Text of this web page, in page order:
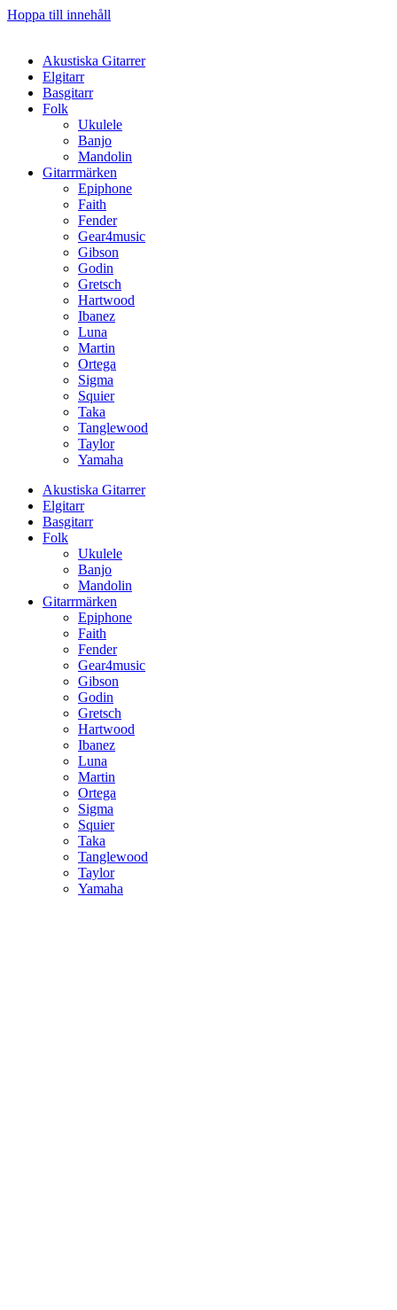
Hoppa till innehåll
Akustiska Gitarrer
Elgitarr
Basgitarr
Folk
Ukulele
Banjo
Mandolin
Gitarrmärken
Epiphone
Faith
Fender
Gear4music
Gibson
Godin
Gretsch
Hartwood
Ibanez
Luna
Martin
Ortega
Sigma
Squier
Taka
Tanglewood
Taylor
Yamaha
Akustiska Gitarrer
Elgitarr
Basgitarr
Folk
Ukulele
Banjo
Mandolin
Gitarrmärken
Epiphone
Faith
Fender
Gear4music
Gibson
Godin
Gretsch
Hartwood
Ibanez
Luna
Martin
Ortega
Sigma
Squier
Taka
Tanglewood
Taylor
Yamaha